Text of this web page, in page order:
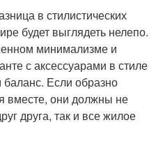
в стилистических
будет выглядеть нелепо.
минимализме и
с аксессуарами в стиле
Если образно
вместе, они должны не
друга, так и все жилое